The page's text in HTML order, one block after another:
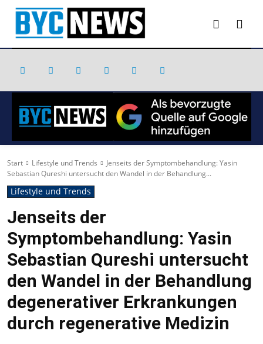
Start Lifestyle und Trends
Jenseits der Symptombehandlung: Yasin
Sebastian Qureshi untersucht den Wandel in der Behandlung...
Lifestyle und Trends
Jenseits der
Symptombehandlung: Yasin
Sebastian Qureshi untersucht
den Wandel in der Behandlung
degenerativer Erkrankungen
durch regenerative Medizin